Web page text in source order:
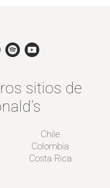
sitios de
Chile
Colombia
Costa Rica